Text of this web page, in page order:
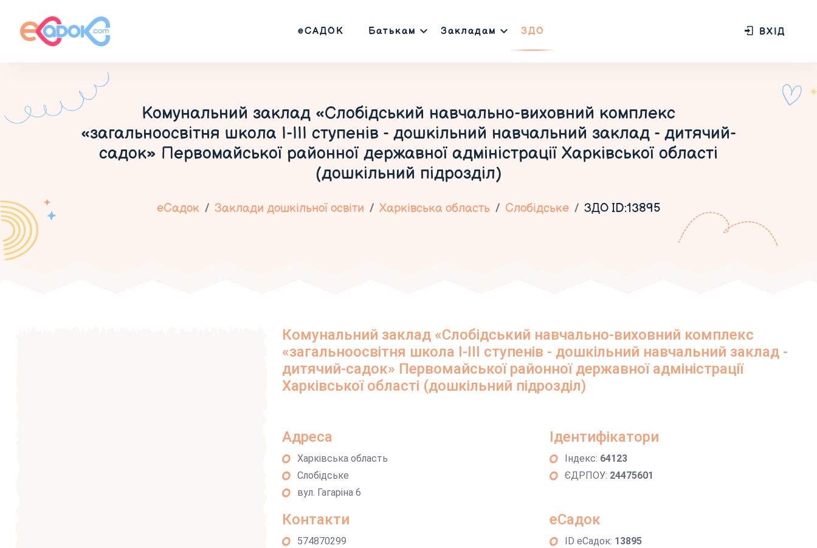
еСАДОК Батькам Закладам ЗДО ВХІД
Комунальний заклад «Слобідський навчально-виховний комплекс
«загальноосвітня школа І-ІІІ ступенів - дошкільний навчальний заклад - дитячий-
садок» Первомайської районної державної адміністрації Харківської області
(дошкільний підрозділ)
еСадок Заклади дошкільної освіти Харківська область Слобідське ЗДО ID:13895
Комунальний заклад «Слобідський навчально-виховний комплекс
«загальноосвітня школа І-ІІІ ступенів - дошкільний навчальний заклад -
дитячий-садок» Первомайської районної державної адміністрації
Харківської області (дошкільний підрозділ)
Адреса
Харківська область
Слобідське
вул. Гагаріна 6
Ідентифікатори
Індекс: 64123
ЄДРПОУ: 24475601
Контакти
574870299
еСадок
ID еСадок: 13895